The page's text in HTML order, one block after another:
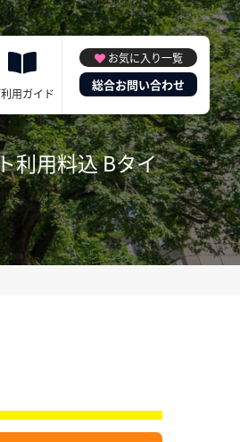
用ガイド
お気に入り一覧
総合お問い合わせ
利用料込 Bタイ